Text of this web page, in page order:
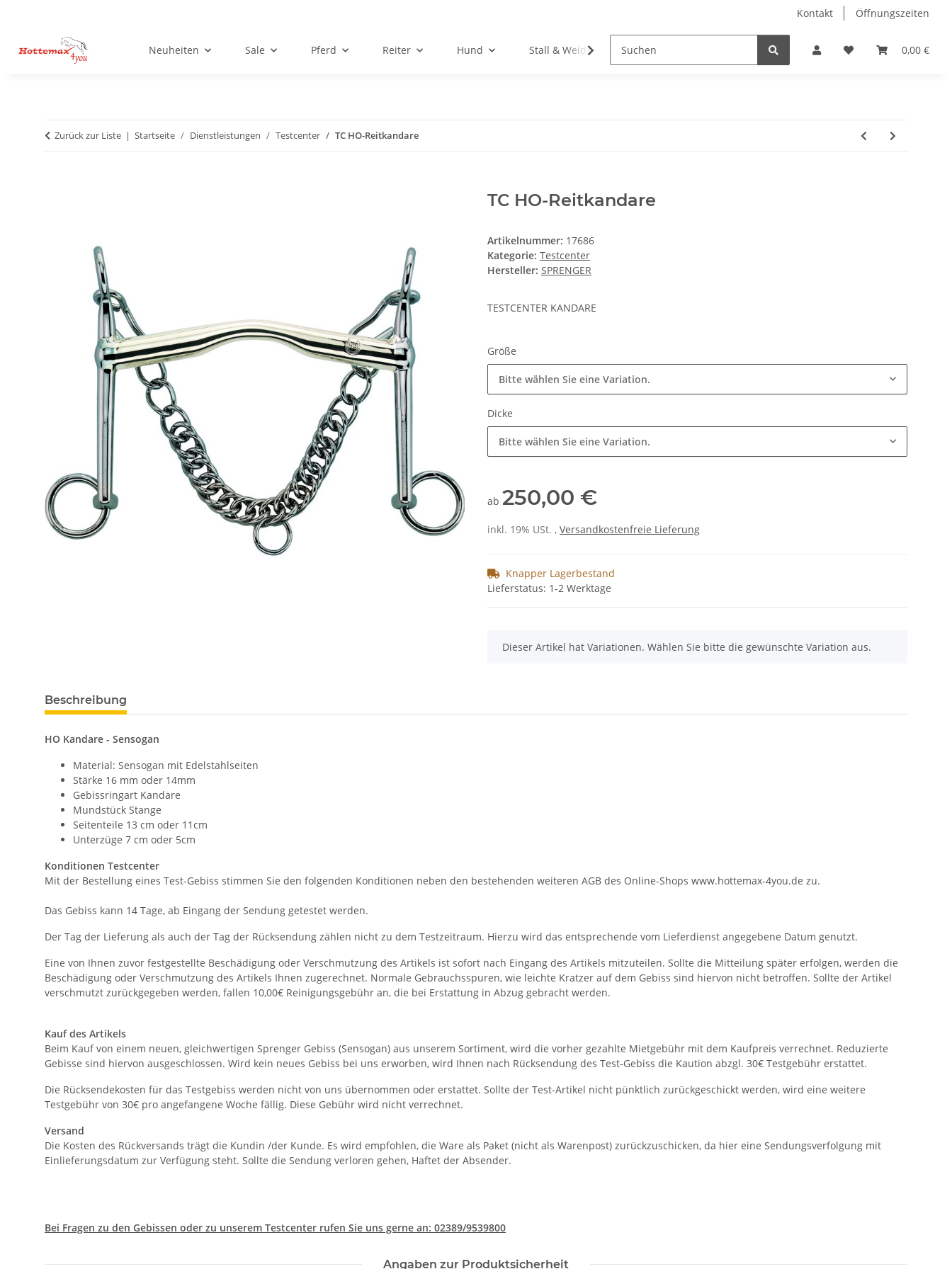
Kontakt Öffnungszeiten
0,00 €
Neuheiten Sale Pferd Reiter Hund Stall & Weide Hobby Horse Dienstleistungen Geschenkartikel &
Zurück zur Liste Startseite Dienstleistungen Testcenter TC HO-Reitkandare
TC HO-Reitkandare
Artikelnummer: 17686
Kategorie: Testcenter
Hersteller: SPRENGER
TESTCENTER KANDARE
Größe
Bitte wählen Sie eine Variation.
Dicke
Bitte wählen Sie eine Variation.
ab 250,00 €
inkl. 19% USt. , Versandkostenfreie Lieferung
Knapper Lagerbestand
Lieferstatus: 1-2 Werktage
x
Dieser Artikel hat Variationen. Wählen Sie bitte die gewünschte Variation aus.
Beschreibung
HO Kandare - Sensogan
Material: Sensogan mit Edelstahlseiten
Stärke 16 mm oder 14mm
Gebissringart Kandare
Mundstück Stange
Seitenteile 13 cm oder 11cm
Unterzüge 7 cm oder 5cm
Konditionen Testcenter
Mit der Bestellung eines Test-Gebiss stimmen Sie den folgenden Konditionen neben den bestehenden weiteren AGB des Online-Shops www.hottemax-4you.de zu.
Das Gebiss kann 14 Tage, ab Eingang der Sendung getestet werden.
Der Tag der Lieferung als auch der Tag der Rücksendung zählen nicht zu dem Testzeitraum. Hierzu wird das entsprechende vom Lieferdienst angegebene Datum genutzt.
Eine von Ihnen zuvor festgestellte Beschädigung oder Verschmutzung des Artikels ist sofort nach Eingang des Artikels mitzuteilen. Sollte die Mitteilung später erfolgen, werden die
Beschädigung oder Verschmutzung des Artikels Ihnen zugerechnet. Normale Gebrauchsspuren, wie leichte Kratzer auf dem Gebiss sind hiervon nicht betroffen. Sollte der Artikel
verschmutzt zurückgegeben werden, fallen 10,00€ Reinigungsgebühr an, die bei Erstattung in Abzug gebracht werden.
Kauf des Artikels
Beim Kauf von einem neuen, gleichwertigen Sprenger Gebiss (Sensogan) aus unserem Sortiment, wird die vorher gezahlte Mietgebühr mit dem Kaufpreis verrechnet. Reduzierte
Gebisse sind hiervon ausgeschlossen. Wird kein neues Gebiss bei uns erworben, wird Ihnen nach Rücksendung des Test-Gebiss die Kaution abzgl. 30€ Testgebühr erstattet.
Die Rücksendekosten für das Testgebiss werden nicht von uns übernommen oder erstattet. Sollte der Test-Artikel nicht pünktlich zurückgeschickt werden, wird eine weitere
Testgebühr von 30€ pro angefangene Woche fällig. Diese Gebühr wird nicht verrechnet.
Versand
Die Kosten des Rückversands trägt die Kundin /der Kunde. Es wird empfohlen, die Ware als Paket (nicht als Warenpost) zurückzuschicken, da hier eine Sendungsverfolgung mit
Einlieferungsdatum zur Verfügung steht. Sollte die Sendung verloren gehen, Haftet der Absender.
Bei Fragen zu den Gebissen oder zu unserem Testcenter rufen Sie uns gerne an: 02389/9539800
Angaben zur Produktsicherheit